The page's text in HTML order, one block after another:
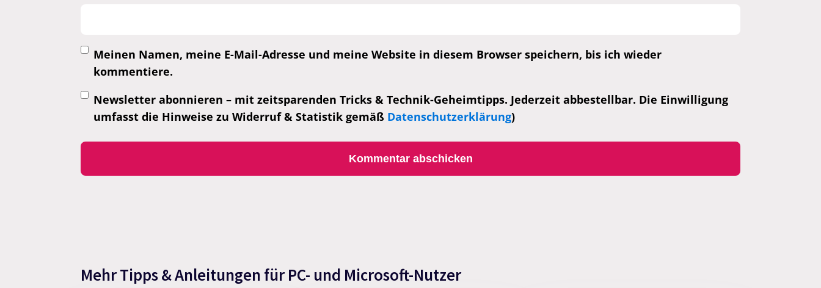
Meinen Namen, meine E-Mail-Adresse und meine Website in diesem Browser speichern, bis ich wieder
kommentiere.
Newsletter abonnieren – mit zeitsparenden Tricks & Technik-Geheimtipps. Jederzeit abbestellbar. Die Einwilligung
umfasst die Hinweise zu Widerruf & Statistik gemäß Datenschutzerklärung)
Mehr Tipps & Anleitungen für PC- und Microsoft-Nutzer